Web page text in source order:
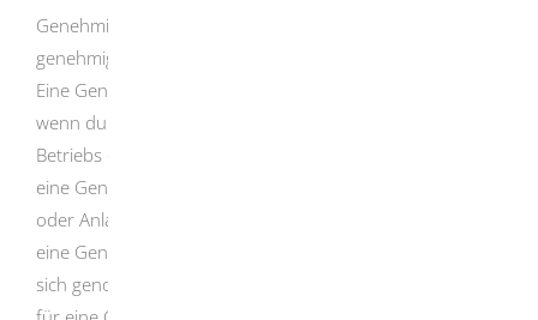
Genehmigungsvoraussetzungen der
genehmigungsbedürftigen Anlage erheblich sein können.
Eine Genehmigung ist immer auch dann erforderlich,
wenn durch die Änderung oder die Erweiterung des
Betriebs der genehmigungsbedürftigen Anlage die für
eine Genehmigungspflicht maßgebliche Leistungsgrenze
oder Anlagegröße erstmals erreicht wird. Zudem ist stets
eine Genehmigung erforderlich, wenn die Änderung für
sich genommen bereits die maßgebliche Leistungsgrenze